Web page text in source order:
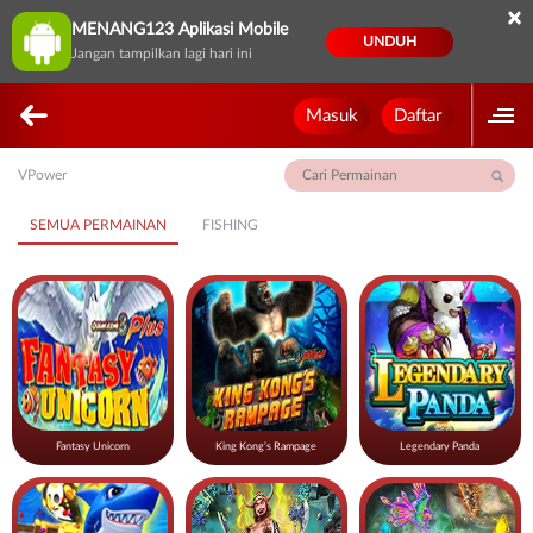
MENANG123 Aplikasi Mobile
Jangan tampilkan lagi hari ini
UNDUH
×
Masuk Daftar
VPower
SEMUA PERMAINAN FISHING
Fantasy Unicorn King Kong’s Rampage Legendary Panda